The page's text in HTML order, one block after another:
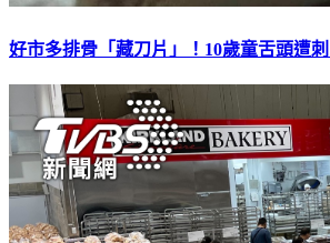
好市多排骨「藏刀片」！10歲童舌頭遭